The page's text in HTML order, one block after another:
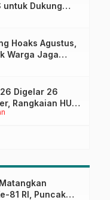
untuk Dukung
di
Hoaks Agustus,
Warga Jaga
Digelar 26
Rangkaian HUT
81 RI, Puncak